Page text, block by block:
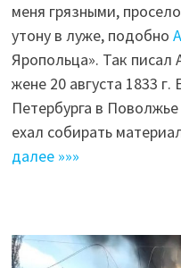
меня грязными,
утону в луже, подобно
Яропольца». Так писал
жене 20 августа 1833
Петербурга в
ехал собирать
далее »»»